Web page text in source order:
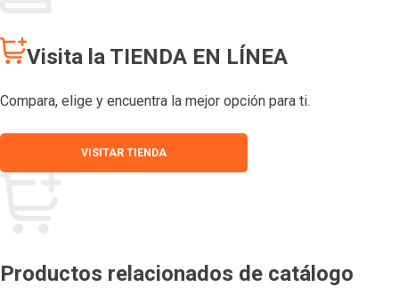
Visita la TIENDA EN LÍNEA
Compara, elige y encuentra la mejor opción para ti.
VISITAR TIENDA
Productos relacionados de catálogo